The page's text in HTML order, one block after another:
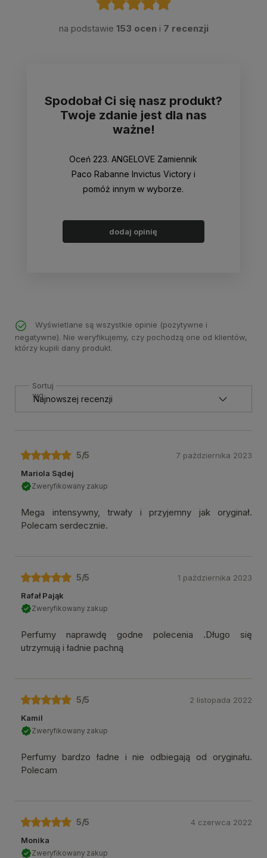
na podstawie 153 ocen i 7 recenzji
Spodobał Ci się nasz produkt?
Twoje zdanie jest dla nas
ważne!
Oceń 223. ANGELOVE Zamiennik
Paco Rabanne Invictus Victory i
pomóż innym w wyborze.
dodaj opinię
Wyświetlane są wszystkie opinie (pozytywne i
negatywne). Nie weryfikujemy, czy pochodzą one od klientów,
którzy kupili dany produkt.
Sortuj
wg
5/5
Mariola Sądej
Zweryfikowany zakup
Mega intensywny, trwały i przyjemny jak oryginał.
Polecam serdecznie.
7 października 2023
5/5
Rafał Pająk
Zweryfikowany zakup
Perfumy naprawdę godne polecenia .Długo się
utrzymują i ładnie pachną
1 października 2023
5/5
Kamil
Zweryfikowany zakup
Perfumy bardzo ładne i nie odbiegają od oryginału.
Polecam
2 listopada 2022
5/5
Monika
Zweryfikowany zakup
4 czerwca 2022